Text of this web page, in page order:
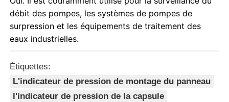
débit des pompes, les systèmes de pompes de
surpression et les équipements de traitement des
eaux industrielles.
Étiquettes:
L'indicateur de pression de montage du panneau
l'indicateur de pression de la capsule